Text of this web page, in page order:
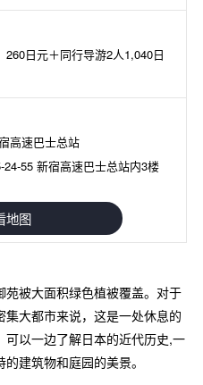
日元＋同行导游2人1,040日
高速巴士总站
55 新宿高速巴士总站内3楼
地图
被大面积绿色植被覆盖。对于
大都市来说，这是一处休息的
以一边了解日本的近代历史,一
建筑物和庭园的美景。